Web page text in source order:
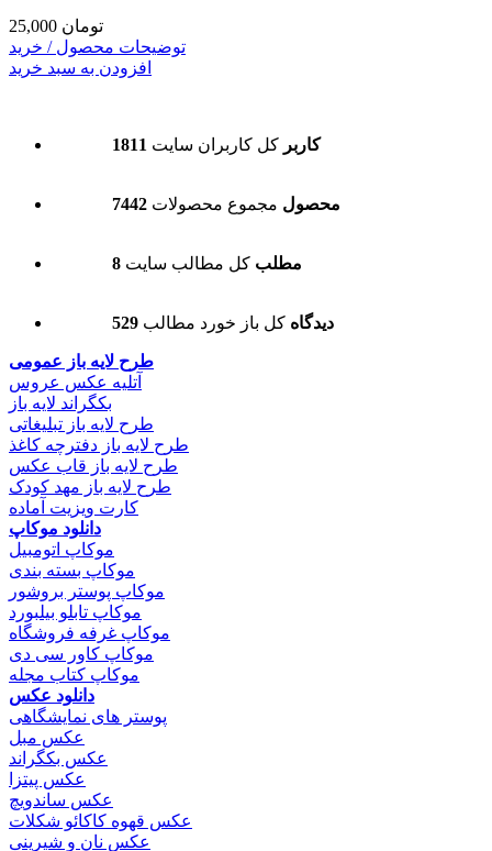
25,000 تومان
توضیحات محصول / خرید
افزودن به سبد خرید
1811 کاربر کل کاربران سایت
7442 محصول مجموع محصولات
8 مطلب کل مطالب سایت
529 دیدگاه کل باز خورد مطالب
طرح لایه باز عمومی
آتلیه عکس عروس
بکگراند لایه باز
طرح لایه باز تبلیغاتی
طرح لایه باز دفترچه کاغذ
طرح لایه باز قاب عکس
طرح لایه باز مهد کودک
کارت ویزیت آماده
دانلود موکاپ
موکاپ اتومبیل
موکاپ بسته بندی
موکاپ پوستر بروشور
موکاپ تابلو بیلبورد
موکاپ غرفه فروشگاه
موکاپ کاور سی دی
موکاپ کتاب مجله
دانلود عکس
پوستر های نمایشگاهی
عکس مبل
عکس بکگراند
عکس پیتزا
عکس ساندویچ
عکس قهوه کاکائو شکلات
عکس نان و شیرینی